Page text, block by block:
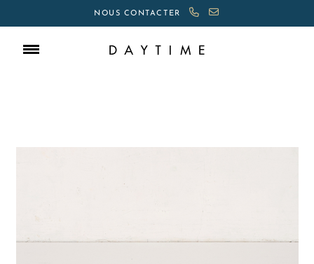
NOUS CONTACTER